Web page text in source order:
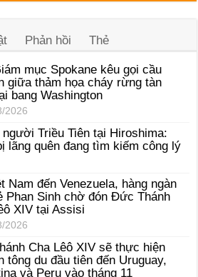
Phản hồi Thẻ
mục Spokane kêu gọi cầu
giữa thảm họa cháy rừng tàn
bang Washington
2026
Triều Tiên tại Hiroshima:
lãng quên đang tìm kiếm công lý
Nam đến Venezuela, hàng ngàn
Phan Sinh chờ đón Đức Thánh
XIV tại Assisi
2026
Cha Lêô XIV sẽ thực hiện
tông du đầu tiên đến Uruguay,
và Peru vào tháng 11